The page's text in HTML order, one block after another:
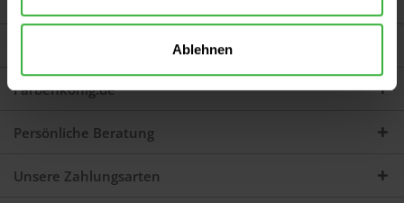
Ablehnen
Farbenkönig.de
Persönliche Beratung
Unsere Zahlungsarten